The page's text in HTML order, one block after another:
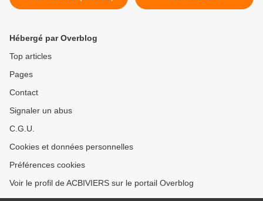
Hébergé par Overblog
Top articles
Pages
Contact
Signaler un abus
C.G.U.
Cookies et données personnelles
Préférences cookies
Voir le profil de ACBIVIERS sur le portail Overblog